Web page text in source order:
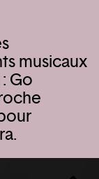
musicaux
Go